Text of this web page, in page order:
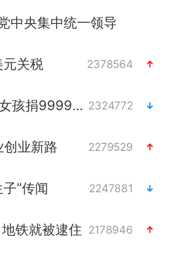
中央集中统一领导
关税 2378564
李亚鹏向地铁吐血女孩捐99999元 2324772
创业新路 2279529
”传闻 2247881
铁就被逮住 2178946